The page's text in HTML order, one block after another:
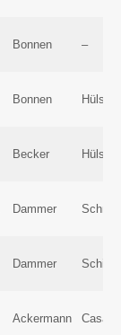
Bonnen –
Bonnen Hüls A.
Becker Hüls A.
Dammer
Dammer
Ackermann